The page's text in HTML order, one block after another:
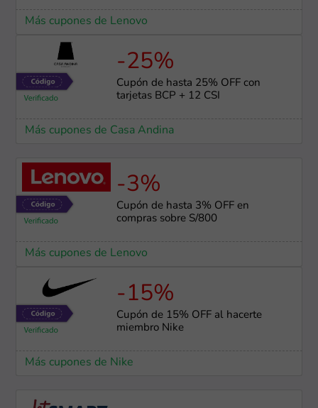
Más cupones de Lenovo
-25%
Cupón de hasta 25% OFF con
tarjetas BCP + 12 CSI
Más cupones de Casa Andina
-3%
Cupón de hasta 3% OFF en
compras sobre S/800
Más cupones de Lenovo
-15%
Cupón de 15% OFF al hacerte
miembro Nike
Más cupones de Nike